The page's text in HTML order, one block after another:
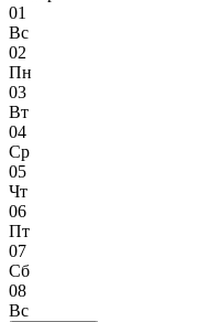
01
Вс
02
Пн
03
Вт
04
Ср
05
Чт
06
Пт
07
Сб
08
Вс